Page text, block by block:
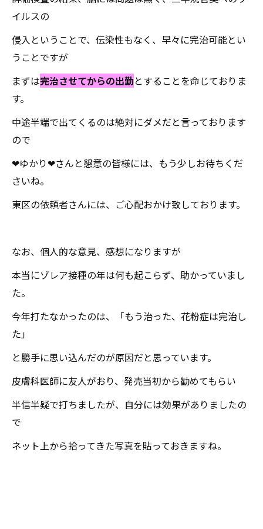
イルスの
侵入ということで、伝染性もなく、早々に完治可能とい
うことですが
まずは完治させてからの出勤とすることを命じておりま
す。
中途半端で出てくるのは絶対にダメだと言っております
ので
❤ゆかり❤さんと懇意の皆様には、もう少しお待ちくだ
さいね。
東区の依頼者さんには、ご心配おかけ致しております。
なお、個人的な意見、感想になりますが
本当にゾレア接種の年は何も起こらず、助かっていまし
た。
今年打たなかったのは、「もう治った、花粉症は完治し
た」
と勝手に思い込んだのが原因だと思っています。
皮膚科医師に友人がおり、発売当初から勧めてもらい
半信半疑で打ちましたが、自分には効果がありましたの
で
ネット上から拾ってきた写真を貼っておきますね。